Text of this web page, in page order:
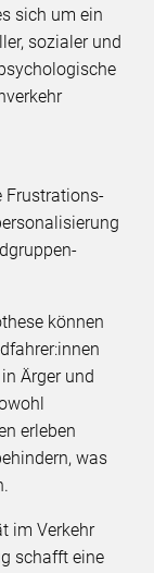
sich um ein
sozialer und
Frustrations-
können
Ärger und
erleben
was
im Verkehr
schafft eine